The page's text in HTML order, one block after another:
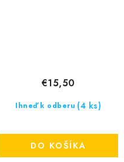
Ihneď k odberu (4 ks)
€15,50
DO KOŠÍKA